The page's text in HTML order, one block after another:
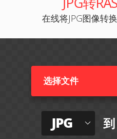
在线将JPG图像转
选择文件
JPG 到